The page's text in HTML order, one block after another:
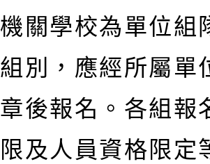
機關學校為單位組
組別，應經所屬單
章後報名。各組報
限及人員資格限定